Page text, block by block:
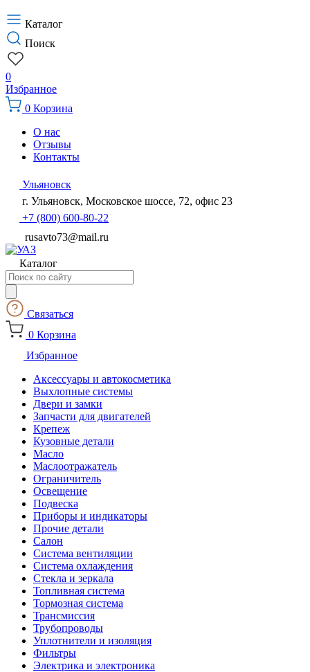
Каталог
Поиск
0
Избранное
0 Корзина
О нас
Отзывы
Контакты
Ульяновск
г. Ульяновск, Московское шоссе, 72, офис 23
+7 (800) 600-80-22
rusavto73@mail.ru
Каталог
Поиск
товаров
Связаться
0 Корзина
Избранное
Аксессуары и автокосметика
Выхлопные системы
Двери и замки
Запчасти для двигателей
Крепеж
Кузовные детали
Масло
Маслоотражатель
Ограничитель
Освещение
Подвеска
Приборы и индикаторы
Прочие детали
Салон
Система вентиляции
Система охлаждения
Стекла и зеркала
Топливная система
Тормозная система
Трансмиссия
Трубопроводы
Уплотнители и изоляция
Фильтры
Электрика и электроника